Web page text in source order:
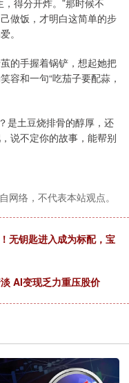
得分开炸。”那时候不
做饭，才明白这简单的步
。
的手握着锅铲，想起她把
容和一句“吃茄子要配蒜，
是土豆烧排骨的醇厚，还
说不定你的故事，能帮别
网络，不代表本站观点。
无钥匙进入成为标配，宝
AI变现乏力重压股价